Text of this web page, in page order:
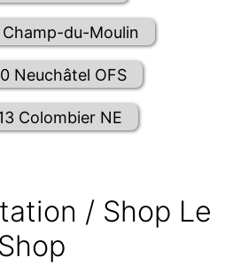
Champ-du-Moulin
Neuchâtel OFS
Colombier NE
/ Shop Le